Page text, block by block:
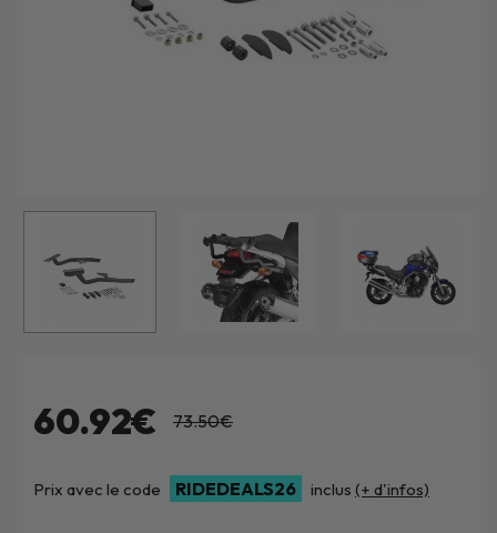
60.92€ 73.50€
Prix avec le code RIDEDEALS26 inclus (+ d'infos)